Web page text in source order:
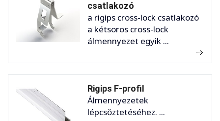
csatlakozó
a rigips cross-lock csatlakozó
a kétsoros cross-lock
álmennyezet egyik ...
Rigips F-profil
Álmennyezetek
lépcsőztetéséhez. ...